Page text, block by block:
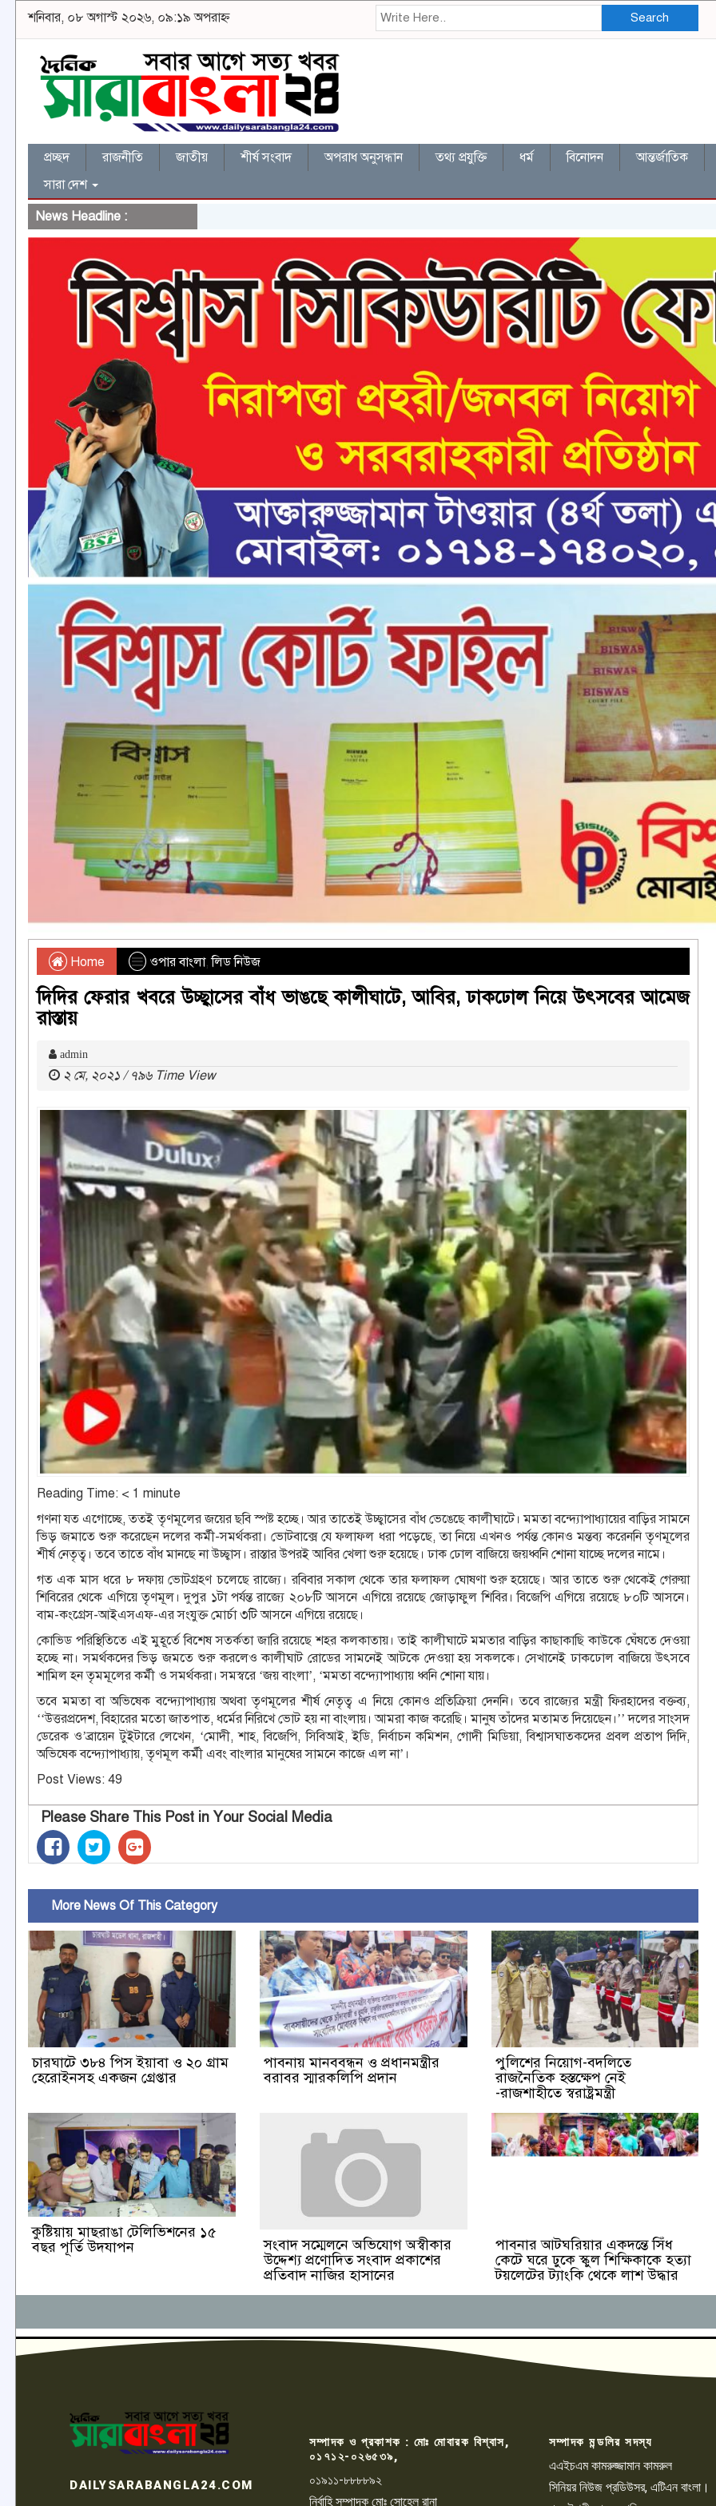
শনিবার, ০৮ অগাস্ট ২০২৬, ০৯:১৯ অপরাহ্ন Search
প্রচ্ছদ রাজনীতি জাতীয় শীর্ষ সংবাদ অপরাধ অনুসন্ধান তথ্য প্রযুক্তি ধর্ম বিনোদন আন্তর্জাতিক
সারা দেশ
News Headline :
Home ওপার বাংলা,লিড নিউজ
দিদির ফেরার খবরে উচ্ছ্বাসের বাঁধ ভাঙছে কালীঘাটে, আবির, ঢাকঢোল নিয়ে উৎসবের আমেজ
রাস্তায়
admin
২ মে, ২০২১ / ৭৯৬ Time View
Reading Time: < 1 minute
গণনা যত এগোচ্ছে, ততই তৃণমূলের জয়ের ছবি স্পষ্ট হচ্ছে। আর তাতেই উচ্ছ্বাসের বাঁধ ভেঙেছে কালীঘাটে। মমতা বন্দ্যোপাধ্যায়ের বাড়ির সামনে
ভিড় জমাতে শুরু করেছেন দলের কর্মী-সমর্থকরা। ভোটবাক্সে যে ফলাফল ধরা পড়েছে, তা নিয়ে এখনও পর্যন্ত কোনও মন্তব্য করেননি তৃণমূলের
শীর্ষ নেতৃত্ব। তবে তাতে বাঁধ মানছে না উচ্ছ্বাস। রাস্তার উপরই আবির খেলা শুরু হয়েছে। ঢাক ঢোল বাজিয়ে জয়ধ্বনি শোনা যাচ্ছে দলের নামে।
গত এক মাস ধরে ৮ দফায় ভোটগ্রহণ চলেছে রাজ্যে। রবিবার সকাল থেকে তার ফলাফল ঘোষণা শুরু হয়েছে। আর তাতে শুরু থেকেই গেরুয়া
শিবিরের থেকে এগিয়ে তৃণমূল। দুপুর ১টা পর্যন্ত রাজ্যে ২০৮টি আসনে এগিয়ে রয়েছে জোড়াফুল শিবির। বিজেপি এগিয়ে রয়েছে ৮০টি আসনে।
বাম-কংগ্রেস-আইএসএফ-এর সংযুক্ত মোর্চা ৩টি আসনে এগিয়ে রয়েছে।
কোভিড পরিস্থিতিতে এই মুহূর্তে বিশেষ সতর্কতা জারি রয়েছে শহর কলকাতায়। তাই কালীঘাটে মমতার বাড়ির কাছাকাছি কাউকে ঘেঁষতে দেওয়া
হচ্ছে না। সমর্থকদের ভিড় জমতে শুরু করলেও কালীঘাট রোডের সামনেই আটকে দেওয়া হয় সকলকে। সেখানেই ঢাকঢোল বাজিয়ে উৎসবে
শামিল হন তৃমমূলের কর্মী ও সমর্থকরা। সমস্বরে ‘জয় বাংলা’, ‘মমতা বন্দ্যোপাধ্যায় ধ্বনি শোনা যায়।
তবে মমতা বা অভিষেক বন্দ্যোপাধ্যায় অথবা তৃণমূলের শীর্ষ নেতৃত্ব এ নিয়ে কোনও প্রতিক্রিয়া দেননি। তবে রাজ্যের মন্ত্রী ফিরহাদের বক্তব্য,
‘‘উত্তরপ্রদেশ, বিহারের মতো জাতপাত, ধর্মের নিরিখে ভোট হয় না বাংলায়। আমরা কাজ করেছি। মানুষ তাঁদের মতামত দিয়েছেন।’’ দলের সাংসদ
ডেরেক ও’ব্রায়েন টুইটারে লেখেন, ‘মোদী, শাহ, বিজেপি, সিবিআই, ইডি, নির্বাচন কমিশন, গোদী মিডিয়া, বিশ্বাসঘাতকদের প্রবল প্রতাপ দিদি,
অভিষেক বন্দ্যোপাধ্যায়, তৃণমূল কর্মী এবং বাংলার মানুষের সামনে কাজে এল না’।
Post Views: 49
Please Share This Post in Your Social Media
More News Of This Category
চারঘাটে ৩৮৪ পিস ইয়াবা ও ২০ গ্রাম
হেরোইনসহ একজন গ্রেপ্তার
পাবনায় মানববন্ধন ও প্রধানমন্ত্রীর
বরাবর স্মারকলিপি প্রদান
পুলিশের নিয়োগ-বদলিতে
রাজনৈতিক হস্তক্ষেপ নেই
-রাজশাহীতে স্বরাষ্ট্রমন্ত্রী
কুষ্টিয়ায় মাছরাঙা টেলিভিশনের ১৫
বছর পূর্তি উদযাপন
সংবাদ সম্মেলনে অভিযোগ অস্বীকার
উদ্দেশ্য প্রণোদিত সংবাদ প্রকাশের
প্রতিবাদ নাজির হাসানের
পাবনার আটঘরিয়ার একদন্তে সিঁধ
কেটে ঘরে ঢুকে স্কুল শিক্ষিকাকে হত্যা
টয়লেটের ট্যাংকি থেকে লাশ উদ্ধার
DAILYSARABANGLA24.COM
সম্পাদক ও প্রকাশক : মোঃ মোবারক বিশ্বাস,
০১৭১২-০২৬৫৩৯,
০১৯১১-৮৮৮৮৯২
নির্বাহি সম্পাদক মোঃ সোহেল রানা
সম্পাদক মন্ডলির সদস্য
এএইচএম কামরুজ্জামান কামরুল
সিনিয়র নিউজ প্রডিউসর, এটিএন বাংলা।